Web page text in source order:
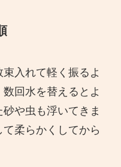
入れて軽く振るよ
回水を替えるとよ
や虫も浮いてきま
柔らかくしてから